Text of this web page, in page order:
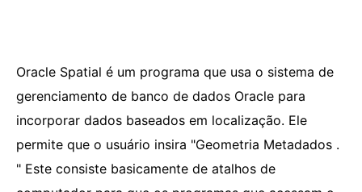
Oracle Spatial é um programa que usa o sistema de
gerenciamento de banco de dados Oracle para
incorporar dados baseados em localização. Ele
permite que o usuário insira "Geometria Metadados .
" Este consiste basicamente de atalhos de